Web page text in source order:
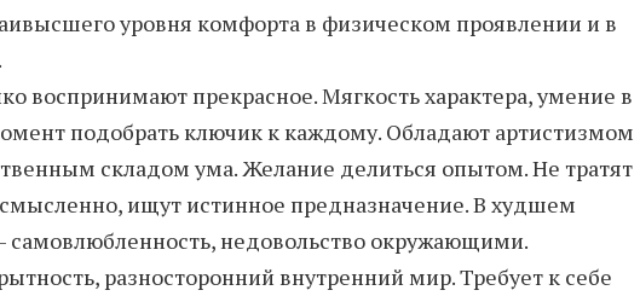
уровня комфорта в физическом проявлении и в
воспринимают прекрасное. Мягкость характера, умение в
подобрать ключик к каждому. Обладают артистизмом
складом ума. Желание делиться опытом. Не тратят
ищут истинное предназначение. В худшем
самовлюбленность, недовольство окружающими.
разносторонний внутренний мир. Требует к себе